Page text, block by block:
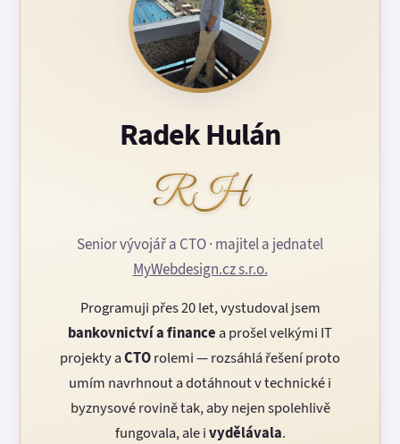
Radek Hulán
RH
Senior vývojář a CTO · majitel a jednatel
MyWebdesign.cz s.r.o.
Programuji přes 20 let, vystudoval jsem
bankovnictví a finance a prošel velkými IT
projekty aCTOrolemi — rozsáhlá řešení proto
umím navrhnout a dotáhnout v technické i
byznysové rovině tak, aby nejen spolehlivě
fungovala, ale ivydělávala.